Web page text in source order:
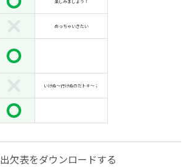
楽しみましょう！
めっちゃいきたい
いけぬ〜行けぬのだトキ〜；
出欠表をダウンロードする